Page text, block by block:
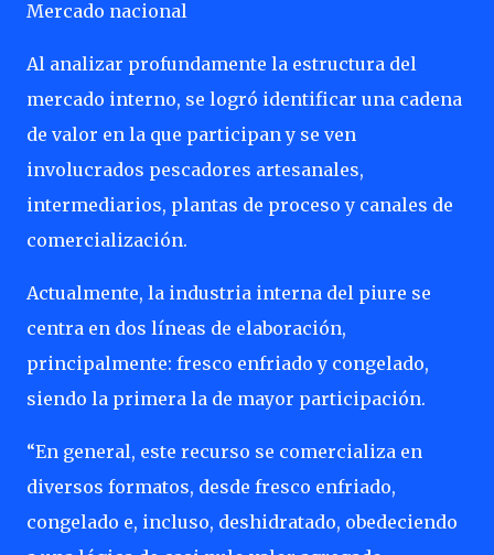
Mercado nacional
Al analizar profundamente la estructura del
mercado interno, se logró identificar una cadena
de valor en la que participan y se ven
involucrados pescadores artesanales,
intermediarios, plantas de proceso y canales de
comercialización.
Actualmente, la industria interna del piure se
centra en dos líneas de elaboración,
principalmente: fresco enfriado y congelado,
siendo la primera la de mayor participación.
“En general, este recurso se comercializa en
diversos formatos, desde fresco enfriado,
congelado e, incluso, deshidratado, obedeciendo